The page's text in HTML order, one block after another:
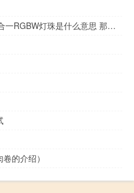
四合一灯珠和rgbw的区别（四合一RGBW灯珠是什么意思 那个厂家的四合一RGBW灯珠质量好）
的介绍）